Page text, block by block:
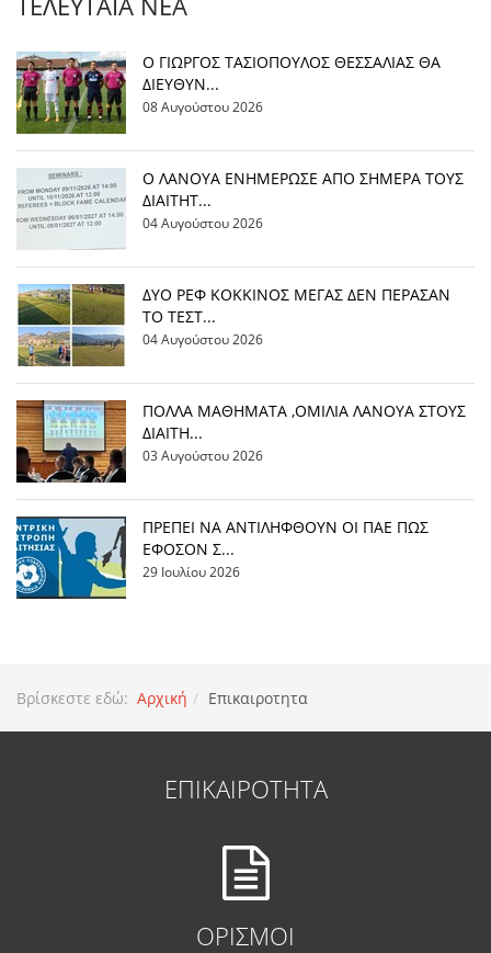
Ο ΓΙΩΡΓΟΣ ΤΑΣΙΟΠΟΥΛΟΣ ΘΕΣΣΑΛΙΑΣ ΘΑ
ΔΙΕΥΘΥΝ...
08 Αυγούστου 2026
Ο ΛΑΝΟΥΑ ΕΝΗΜΕΡΩΣΕ ΑΠΟ ΣΗΜΕΡΑ ΤΟΥΣ
ΔΙΑΙΤΗΤ...
04 Αυγούστου 2026
ΔΥΟ ΡΕΦ ΚΟΚΚΙΝΟΣ ΜΕΓΑΣ ΔΕΝ ΠΕΡΑΣΑΝ
ΤΟ ΤΕΣΤ...
04 Αυγούστου 2026
ΠΟΛΛΑ ΜΑΘΗΜΑΤΑ ,ΟΜΙΛΙΑ ΛΑΝΟΥΑ ΣΤΟΥΣ
ΔΙΑΙΤΗ...
03 Αυγούστου 2026
ΠΡΕΠΕΙ ΝΑ ΑΝΤΙΛΗΦΘΟΥΝ ΟΙ ΠΑΕ ΠΩΣ
ΕΦΟΣΟΝ Σ...
29 Ιουλίου 2026
Βρίσκεστε εδώ: Αρχική Επικαιροτητα
ΕΠΙΚΑΙΡΟΤΗΤΑ
ΟΡΙΣΜΟΙ